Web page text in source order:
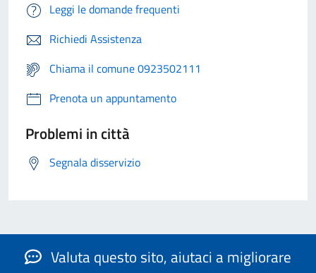
Leggi le domande frequenti
Richiedi Assistenza
Chiama il comune 0923502111
Prenota un appuntamento
Problemi in città
Segnala disservizio
Valuta questo sito, aiutaci a migliorare